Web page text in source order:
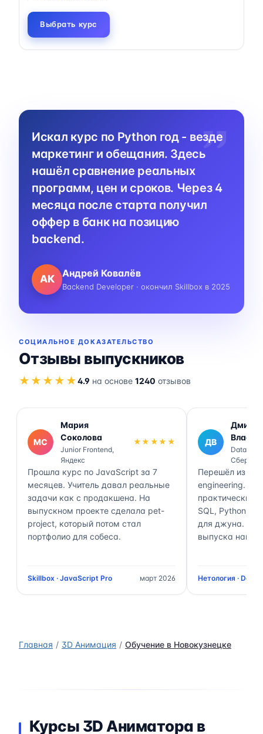
Выбрать курс
Искал курс по Python год - везде
маркетинг и обещания. Здесь
нашёл сравнение реальных
программ, цен и сроков. Через 4
месяца после старта получил
оффер в банк на позицию
backend.
АК Андрей Ковалёв
Backend Developer · окончил Skillbox в 2025
СОЦИАЛЬНОЕ ДОКАЗАТЕЛЬСТВО
Отзывы выпускников
★★★★★4.9 на основе 1240 отзывов
МС
Мария
Соколова
Junior Frontend,
Яндекс
★★★★★
Прошла курс по JavaScript за 7
месяцев. Учитель давал реальные
задачи как с продакшена. На
выпускном проекте сделала pet-
project, который потом стал
портфолио для собеса.
Skillbox · JavaScript Pro март 2026
ДВ
Власов
Data
Сбер
Перешёл из
engineering.
практически
SQL, Python,
для джуна.
выпуска нашёл
Нетология · Data
Главная 3D Анимация Обучение в Новокузнецке
Курсы 3D Аниматора в